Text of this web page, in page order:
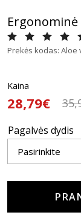
Ergonominė
Prekės kodas: Aloe
Kaina
28,79€
Pagalvės dydis